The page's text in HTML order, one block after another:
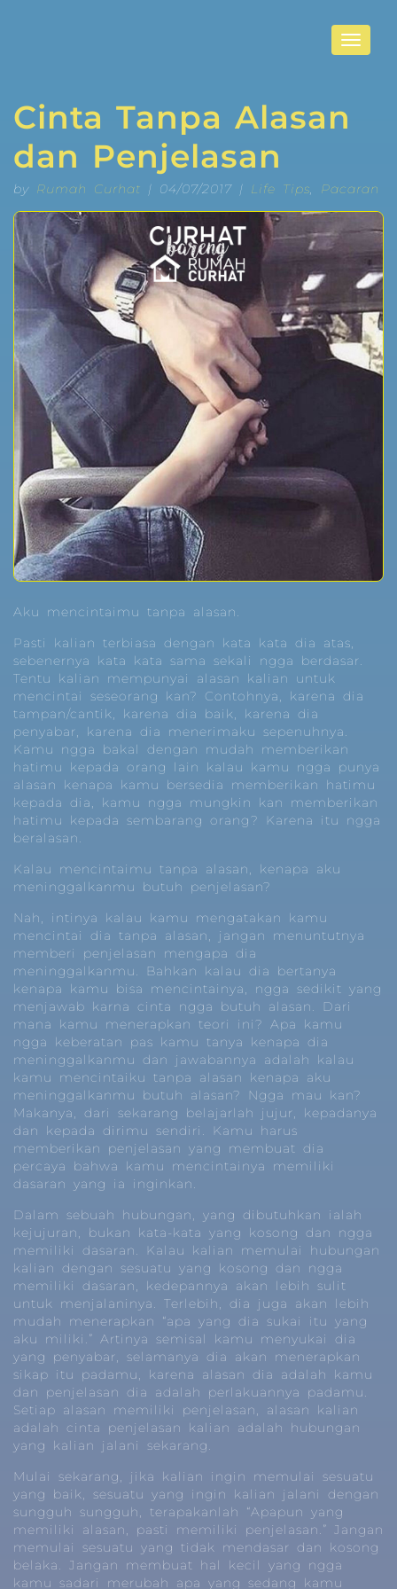
Toggle
Cinta Tanpa Alasan
dan Penjelasan
by Rumah Curhat | 04/07/2017 | Life Tips, Pacaran
Aku mencintaimu tanpa alasan.
Pasti kalian terbiasa dengan kata kata dia atas,
sebenernya kata kata sama sekali ngga berdasar.
Tentu kalian mempunyai alasan kalian untuk
mencintai seseorang kan? Contohnya, karena dia
tampan/cantik, karena dia baik, karena dia
penyabar, karena dia menerimaku sepenuhnya.
Kamu ngga bakal dengan mudah memberikan
hatimu kepada orang lain kalau kamu ngga punya
alasan kenapa kamu bersedia memberikan hatimu
kepada dia, kamu ngga mungkin kan memberikan
hatimu kepada sembarang orang? Karena itu ngga
beralasan.
Kalau mencintaimu tanpa alasan, kenapa aku
meninggalkanmu butuh penjelasan?
Nah, intinya kalau kamu mengatakan kamu
mencintai dia tanpa alasan, jangan menuntutnya
memberi penjelasan mengapa dia
meninggalkanmu. Bahkan kalau dia bertanya
kenapa kamu bisa mencintainya, ngga sedikit yang
menjawab karna cinta ngga butuh alasan. Dari
mana kamu menerapkan teori ini? Apa kamu
ngga keberatan pas kamu tanya kenapa dia
meninggalkanmu dan jawabannya adalah kalau
kamu mencintaiku tanpa alasan kenapa aku
meninggalkanmu butuh alasan? Ngga mau kan?
Makanya, dari sekarang belajarlah jujur, kepadanya
dan kepada dirimu sendiri. Kamu harus
memberikan penjelasan yang membuat dia
percaya bahwa kamu mencintainya memiliki
dasaran yang ia inginkan.
Dalam sebuah hubungan, yang dibutuhkan ialah
kejujuran, bukan kata-kata yang kosong dan ngga
memiliki dasaran. Kalau kalian memulai hubungan
kalian dengan sesuatu yang kosong dan ngga
memiliki dasaran, kedepannya akan lebih sulit
untuk menjalaninya. Terlebih, dia juga akan lebih
mudah menerapkan “apa yang dia sukai itu yang
aku miliki.” Artinya semisal kamu menyukai dia
yang penyabar, selamanya dia akan menerapkan
sikap itu padamu, karena alasan dia adalah kamu
dan penjelasan dia adalah perlakuannya padamu.
Setiap alasan memiliki penjelasan, alasan kalian
adalah cinta penjelasan kalian adalah hubungan
yang kalian jalani sekarang.
Mulai sekarang, jika kalian ingin memulai sesuatu
yang baik, sesuatu yang ingin kalian jalani dengan
sungguh sungguh, terapakanlah “Apapun yang
memiliki alasan, pasti memiliki penjelasan.” Jangan
memulai sesuatu yang tidak mendasar dan kosong
belaka. Jangan membuat hal kecil yang ngga
kamu sadari merubah apa yang sedang kamu